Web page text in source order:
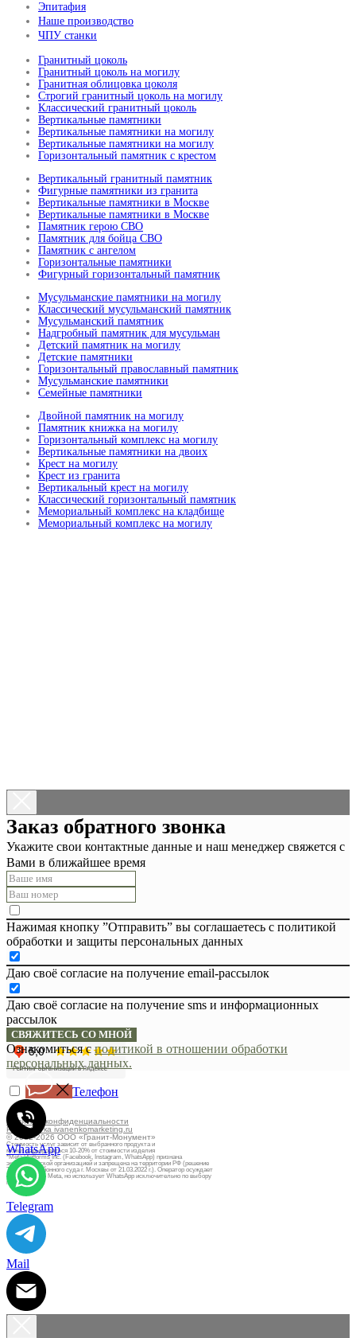
Эпитафия
Наше производство
ЧПУ станки
Гранитный цоколь
Гранитный цоколь на могилу
Гранитная облицовка цоколя
Строгий гранитный цоколь на могилу
Классический гранитный цоколь
Вертикальные памятники
Вертикальные памятники на могилу
Вертикальные памятники на могилу
Горизонтальный памятник с крестом
Вертикальный гранитный памятник
Фигурные памятники из гранита
Вертикальные памятники в Москве
Вертикальные памятники в Москве
Памятник герою СВО
Памятник для бойца СВО
Памятник с ангелом
Горизонтальные памятники
Фигурный горизонтальный памятник
Мусульманские памятники на могилу
Классический мусульманский памятник
Мусульманский памятник
Надгробный памятник для мусульман
Детский памятник на могилу
Детские памятники
Горизонтальный православный памятник
Мусульманские памятники
Семейные памятники
Двойной памятник на могилу
Памятник книжка на могилу
Горизонтальный комплекс на могилу
Вертикальные памятники на двоих
Крест на могилу
Крест из гранита
Вертикальный крест на могилу
Классический горизонтальный памятник
Мемориальный комплекс на кладбище
Мемориальный комплекс на могилу
Политика конфиденциальности
Разработка ivanenkomarketing.ru
© 2012-2026 ООО «Гранит-Монумент»
Стоимость услуг зависит от выбранного продукта и
может варьироваться 10-20% от стоимости изделия
*Meta Platforms Inc. (Facebook, Instagram, WhatsApp) признана
экстремистской организацией и запрещена на территории РФ (решение
Тверского районного суда г. Москвы от 21.03.2022 г.). Оператор осуждает
деятельность Meta, но использует WhatsApp исключительно по выбору
клиента.
Заказ обратного звонка
Укажите свои контактные данные и наш менеджер свяжется с
Вами в ближайшее время
Нажимая кнопку ”Отправить” вы соглашаетесь с политикой
обработки и защиты персональных данных
Даю своё согласие на получение email-рассылок
Даю своё согласие на получение sms и информационных
рассылок
СВЯЖИТЕСЬ СО МНОЙ
Ознакомиться сполитикой в отношении обработки
персональных данных.
Телефон
WhatsApp
Telegram
Mail